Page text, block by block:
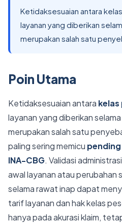
Ketidaksesuaian antara
layanan yang diberikan
merupakan salah satu
Poin Utama
Ketidaksesuaian antara kelas
layanan yang diberikan
merupakan salah satu
paling sering memicu pending
INA-CBG. Validasi
awal layanan atau
selama rawat inap dapat
tarif layanan dan hak kelas
hanya pada akurasi klaim,